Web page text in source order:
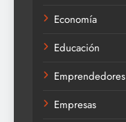
Economía
Educación
Emprendedores
Empresas